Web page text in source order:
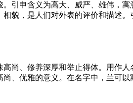
引申含义为高大、威严、雄伟，
貌，是人们对外表的评价和描述
尚、修养深厚和举止得体。用作
、优雅的意义。在名字中，兰可